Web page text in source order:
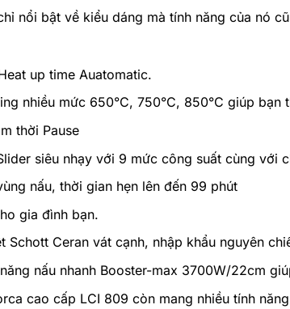
nổi bật về kiểu dáng mà tính năng của nó
up time Auatomatic.
nhiều mức 650°C, 750°C, 850°C giúp bạn
thời Pause
siêu nhạy với 9 mức công suất cùng với
nấu, thời gian hẹn lên đến 99 phút
gia đình bạn.
Schott Ceran vát cạnh, nhập khẩu nguyên
nấu nhanh Booster-max 3700W/22cm
cao cấp LCI 809 còn mang nhiều tính